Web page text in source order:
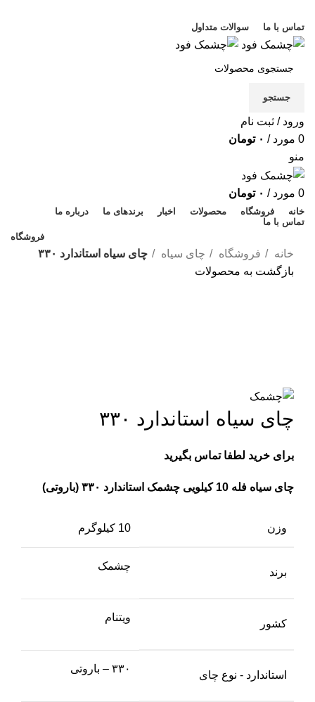
تماس با ما سوالات متداول
جستجو
ورود / ثبت نام
0 مورد / ۰ تومان
منو
0 مورد / ۰ تومان
خانه فروشگاه محصولات اخبار برندهای ما
درباره ما
تماس با ما
فروشگاه
خانه فروشگاه چای سیاه
چای سیاه استاندارد ۳۳۰
بازگشت به محصولات
چای سیاه استاندارد ۳۳۰
برای خرید لطفا تماس بگیرید
چای سیاه فله 10 کیلویی چشمک استاندارد ۳۳۰ (باروتی)
وزن 10 کیلوگرم
برند
چشمک
کشور
ویتنام
استاندارد - نوع چای
۳۳۰ – باروتی